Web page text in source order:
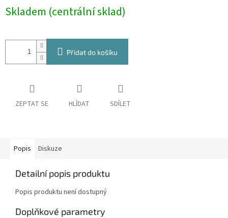
cena:
Skladem (centrální sklad)
Přidat do košíku
ZEPTAT SE HLÍDAT SDÍLET
Popis Diskuze
Detailní popis produktu
Popis produktu není dostupný
Doplňkové parametry